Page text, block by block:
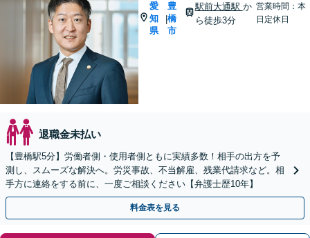
愛
知
県
|
豊
橋
市
駅前大通駅 か
ら徒歩3分
営業時間：本
日定休日
退職金未払い
【豊橋駅5分】労働者側・使用者側ともに実績多数！相手の出方を予
測し、スムーズな解決へ。労災事故、不当解雇、残業代請求など。相
手方に連絡をする前に、一度ご相談ください【弁護士歴10年】
料金表を見る